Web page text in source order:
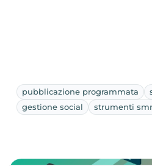
pubblicazione programmata
gestione social
strumenti